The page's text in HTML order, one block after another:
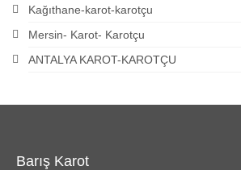
Kağıthane-karot-karotçu
Mersin- Karot- Karotçu
ANTALYA KAROT-KAROTÇU
Barış Karot